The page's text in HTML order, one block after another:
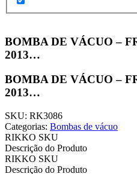
BOMBA DE VÁCUO –
2013…
BOMBA DE VÁCUO –
2013…
SKU: RK3086
Categorias: Bombas de vácuo
RIKKO SKU
Descrição do Produto
RIKKO SKU
Descrição do Produto